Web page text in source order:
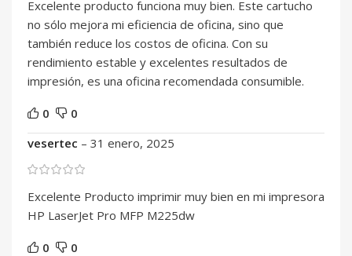
Excelente producto funciona muy bien. Este cartucho
no sólo mejora mi eficiencia de oficina, sino que
también reduce los costos de oficina. Con su
rendimiento estable y excelentes resultados de
impresión, es una oficina recomendada consumible.
0
0
vesertec – 31 enero, 2025
Excelente Producto imprimir muy bien en mi impresora
HP LaserJet Pro MFP M225dw
0
0